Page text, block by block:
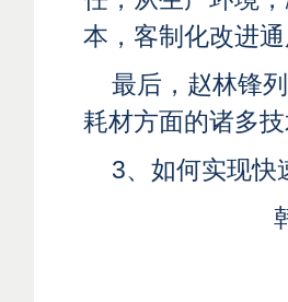
本，客制化改进
最后，赵林锋
耗材方面的诸多
3、 如何实现快